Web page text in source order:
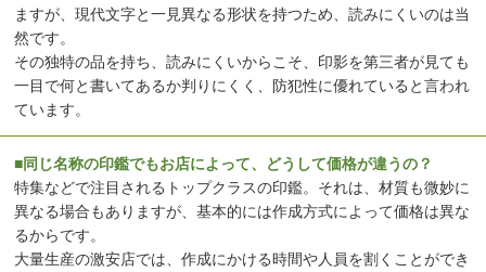
ますが、現代文字と一見異なる形状を持つため、読みにくいのは当
然です。
その独特の品を持ち、読みにくいからこそ、印影を第三者が見ても
一目で何と書いてあるか判りにくく、防犯性に優れていると言われ
ています。
■同じ名称の印鑑でもお店によって、どうして価格が違うの？
特集などで注目されるトップクラスの印鑑。それは、材質も微妙に
異なる場合もありますが、基本的には作成方式によって価格は異な
るからです。
大量生産の激安店では、作成にかける時間や人員を割くことができ